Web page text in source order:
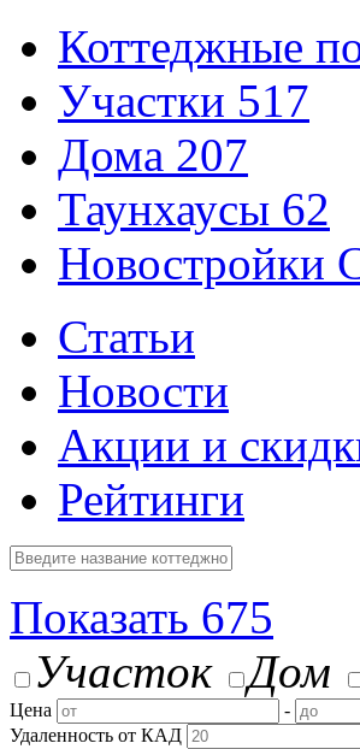
Коттеджные
Участки 517
Дома 207
Таунхаусы 62
Новостройки
Статьи
Новости
Акции и
Рейтинги
Показать 675
Участок
Дом
Цена -
Удаленность от КАД